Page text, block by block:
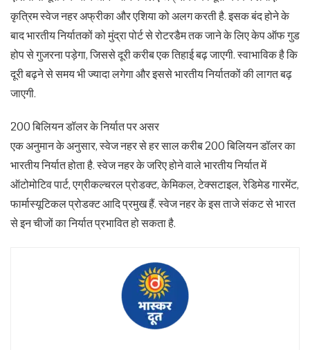
कृत्रिम स्वेज नहर अफ्रीका और एशिया को अलग करती है. इसक बंद होने के
बाद भारतीय निर्यातकों को मुंद्रा पोर्ट से रोटरडैम तक जाने के लिए केप ऑफ गुड
होप से गुजरना पड़ेगा, जिससे दूरी करीब एक तिहाई बढ़ जाएगी. स्वाभाविक है कि
दूरी बढ़ने से समय भी ज्यादा लगेगा और इससे भारतीय निर्यातकों की लागत बढ़
जाएगी.
200 बिलियन डॉलर के निर्यात पर असर
एक अनुमान के अनुसार, स्वेज नहर से हर साल करीब 200 बिलियन डॉलर का
भारतीय निर्यात होता है. स्वेज नहर के जरिए होने वाले भारतीय निर्यात में
ऑटोमोटिव पार्ट, एग्रीकल्चरल प्रोडक्ट, केमिकल, टेक्सटाइल, रेडिमेड गारमेंट,
फार्मास्यूटिकल प्रोडक्ट आदि प्रमुख हैं. स्वेज नहर के इस ताजे संकट से भारत
से इन चीजों का निर्यात प्रभावित हो सकता है.